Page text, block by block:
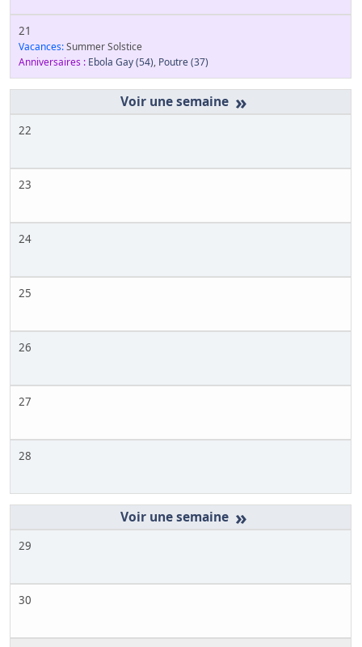
21
Vacances:Summer Solstice
Anniversaires : Ebola Gay(54), Poutre(37)
»
22
23
24
25
26
27
28
»
29
30